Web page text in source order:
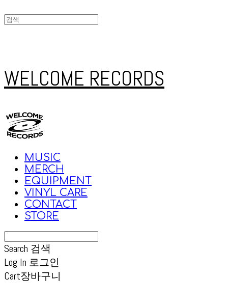
WELCOME RECORDS
MUSIC
MERCH
EQUIPMENT
VINYL CARE
CONTACT
STORE
Search 검색
Log In 로그인
Cart장바구니